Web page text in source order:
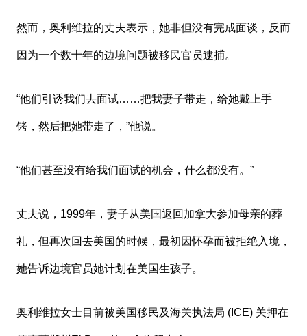
然而，奥利维拉的丈夫表示，她非但没有完成面谈，反而
因为一个数十年的边境问题被移民官员逮捕。
“他们引诱我们去面试……把我妻子带走，给她戴上手
铐，然后把她带走了，”他说。
“他们甚至没有给我们面试的机会，什么都没有。”
丈夫说，1999年，妻子从美国返回加拿大参加母亲的葬
礼，但再次回去美国的时候，最初因怀孕而被拒绝入境，
她告诉边境官员她计划在美国生孩子。
奥利维拉女士目前被美国移民及海关执法局 (ICE) 关押在